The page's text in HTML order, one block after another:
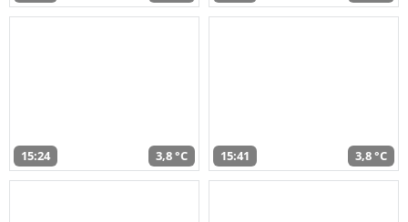
15:24 3,8 °C 15:41 3,8 °C